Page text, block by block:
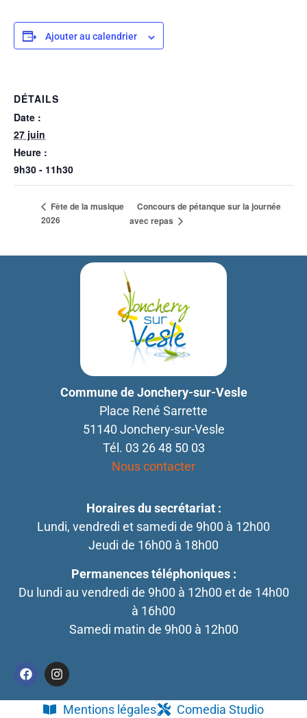
Ajouter au calendrier
DÉTAILS
Date :
27 juin
Heure :
9h30 - 11h30
Fête de la musique
2026
Concours de pétanque sur la journée
avec repas
Commune de Jonchery-sur-Vesle
Place René Sarrette
51140 Jonchery-sur-Vesle
Tél. 03 26 48 50 03
Nous contacter
Horaires du secrétariat :
Lundi, vendredi et samedi de 9h00 à 12h00
Jeudi de 16h00 à 18h00
Permanences téléphoniques :
Du lundi au vendredi de 9h00 à 12h00 et de 14h00
à 16h00
Samedi matin de 9h00 à 12h00
Mentions légales Comedia Studio